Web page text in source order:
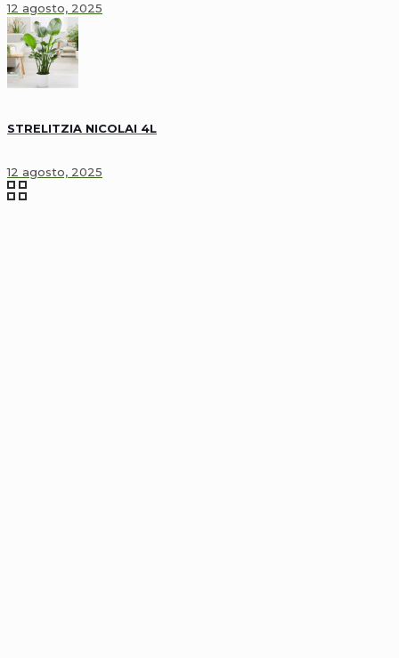
12 agosto, 2025
STRELITZIA NICOLAI 4L
12 agosto, 2025